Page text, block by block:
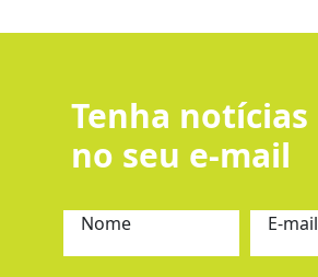
Tenha notícias
no seu e-mail
Nome E-mail